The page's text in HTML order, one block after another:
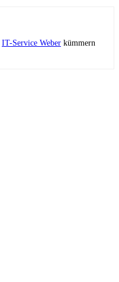
IT-Service Weber kümmern